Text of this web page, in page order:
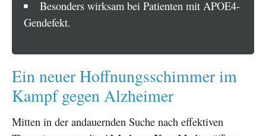
Besonders wirksam bei Patienten mit APOE4-
Gendefekt.
Ein neuer Hoffnungsschimmer im
Kampf gegen Alzheimer
Mitten in der andauernden Suche nach effektiven